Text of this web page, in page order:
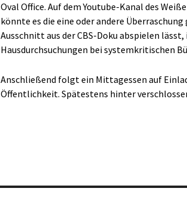
Oval Office. Auf dem Youtube-Kanal des
könnte es die eine oder andere
Ausschnitt aus der CBS-Doku abspielen
Hausdurchsuchungen bei systemkritischen
Anschließend folgt ein Mittagessen auf
Öffentlichkeit. Spätestens hinter